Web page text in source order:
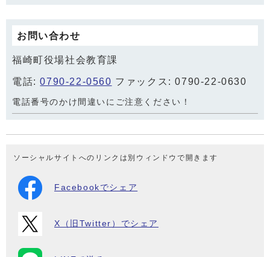
お問い合わせ
福崎町役場社会教育課
電話:0790-22-0560 ファックス: 0790-22-0630
電話番号のかけ間違いにご注意ください！
ソーシャルサイトへのリンクは別ウィンドウで開きます
Facebookでシェア
X（旧Twitter）でシェア